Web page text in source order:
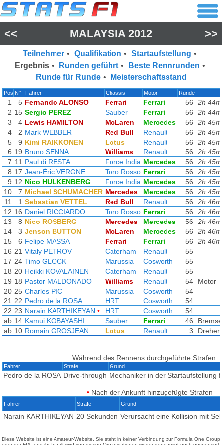
<< MALAYSIA 2012 >>
Teilnehmer • Qualifikation • Startaufstellung •
Ergebnis • Runden geführt • Beste Rennrunden •
Runde für Runde • Meisterschaftsstand
Pos N° Fahrer Chassis Motor Runde
1 5 Fernando ALONSO Ferrari Ferrari 56
2h
2 15 Sergio PEREZ Sauber Ferrari 56
2h
3
4 Lewis HAMILTON McLaren Mercedes 56
2h
4
2 Mark WEBBER Red Bull Renault 56
2h
5
9 Kimi RAIKKONEN Lotus Renault 56
2h
6 19 Bruno SENNA Williams Renault 56
2h
7 11 Paul di RESTA Force India Mercedes 56
2h
8 17 Jean-Éric VERGNE Toro Rosso Ferrari 56
2h
9 12 Nico HULKENBERG Force India Mercedes 56
2h
10
7 Michael SCHUMACHER Mercedes Mercedes 56
2h
11
1 Sebastian VETTEL Red Bull Renault 56
2h
12 16 Daniel RICCIARDO Toro Rosso Ferrari 56
2h
13
8 Nico ROSBERG Mercedes Mercedes 56
2h
14
3 Jenson BUTTON McLaren Mercedes 56
2h
15
6 Felipe MASSA Ferrari Ferrari 56
2h
16 21 Vitaly PETROV Caterham Renault
55
17 24 Timo GLOCK Marussia Cosworth
55
18 20 Heikki KOVALAINEN Caterham Renault
55
19 18 Pastor MALDONADO Williams Renault 54
Motor
20 25 Charles PIC Marussia Cosworth
54
21 22 Pedro de la ROSA HRT Cosworth
54
22 23 Narain KARTHIKEYAN • HRT Cosworth
54
ab 14 Kamui KOBAYASHI Sauber Ferrari 46
ab 10 Romain GROSJEAN Lotus Renault 3 Dreher
Während des Rennens durchgeführte Strafen
Fahrer Strafe Grund
Pedro de la ROSA Drive-through Mechaniker in der Startaufstellung
•Nach der Ankunft hinzugefügte Strafen
Fahrer Strafe Grund
Narain KARTHIKEYAN 20 Sekunden Verursacht eine Kollision mit
Diese Website ist eine Amateur-Website. Sie steht in keiner Verbindung zur Formula One Group